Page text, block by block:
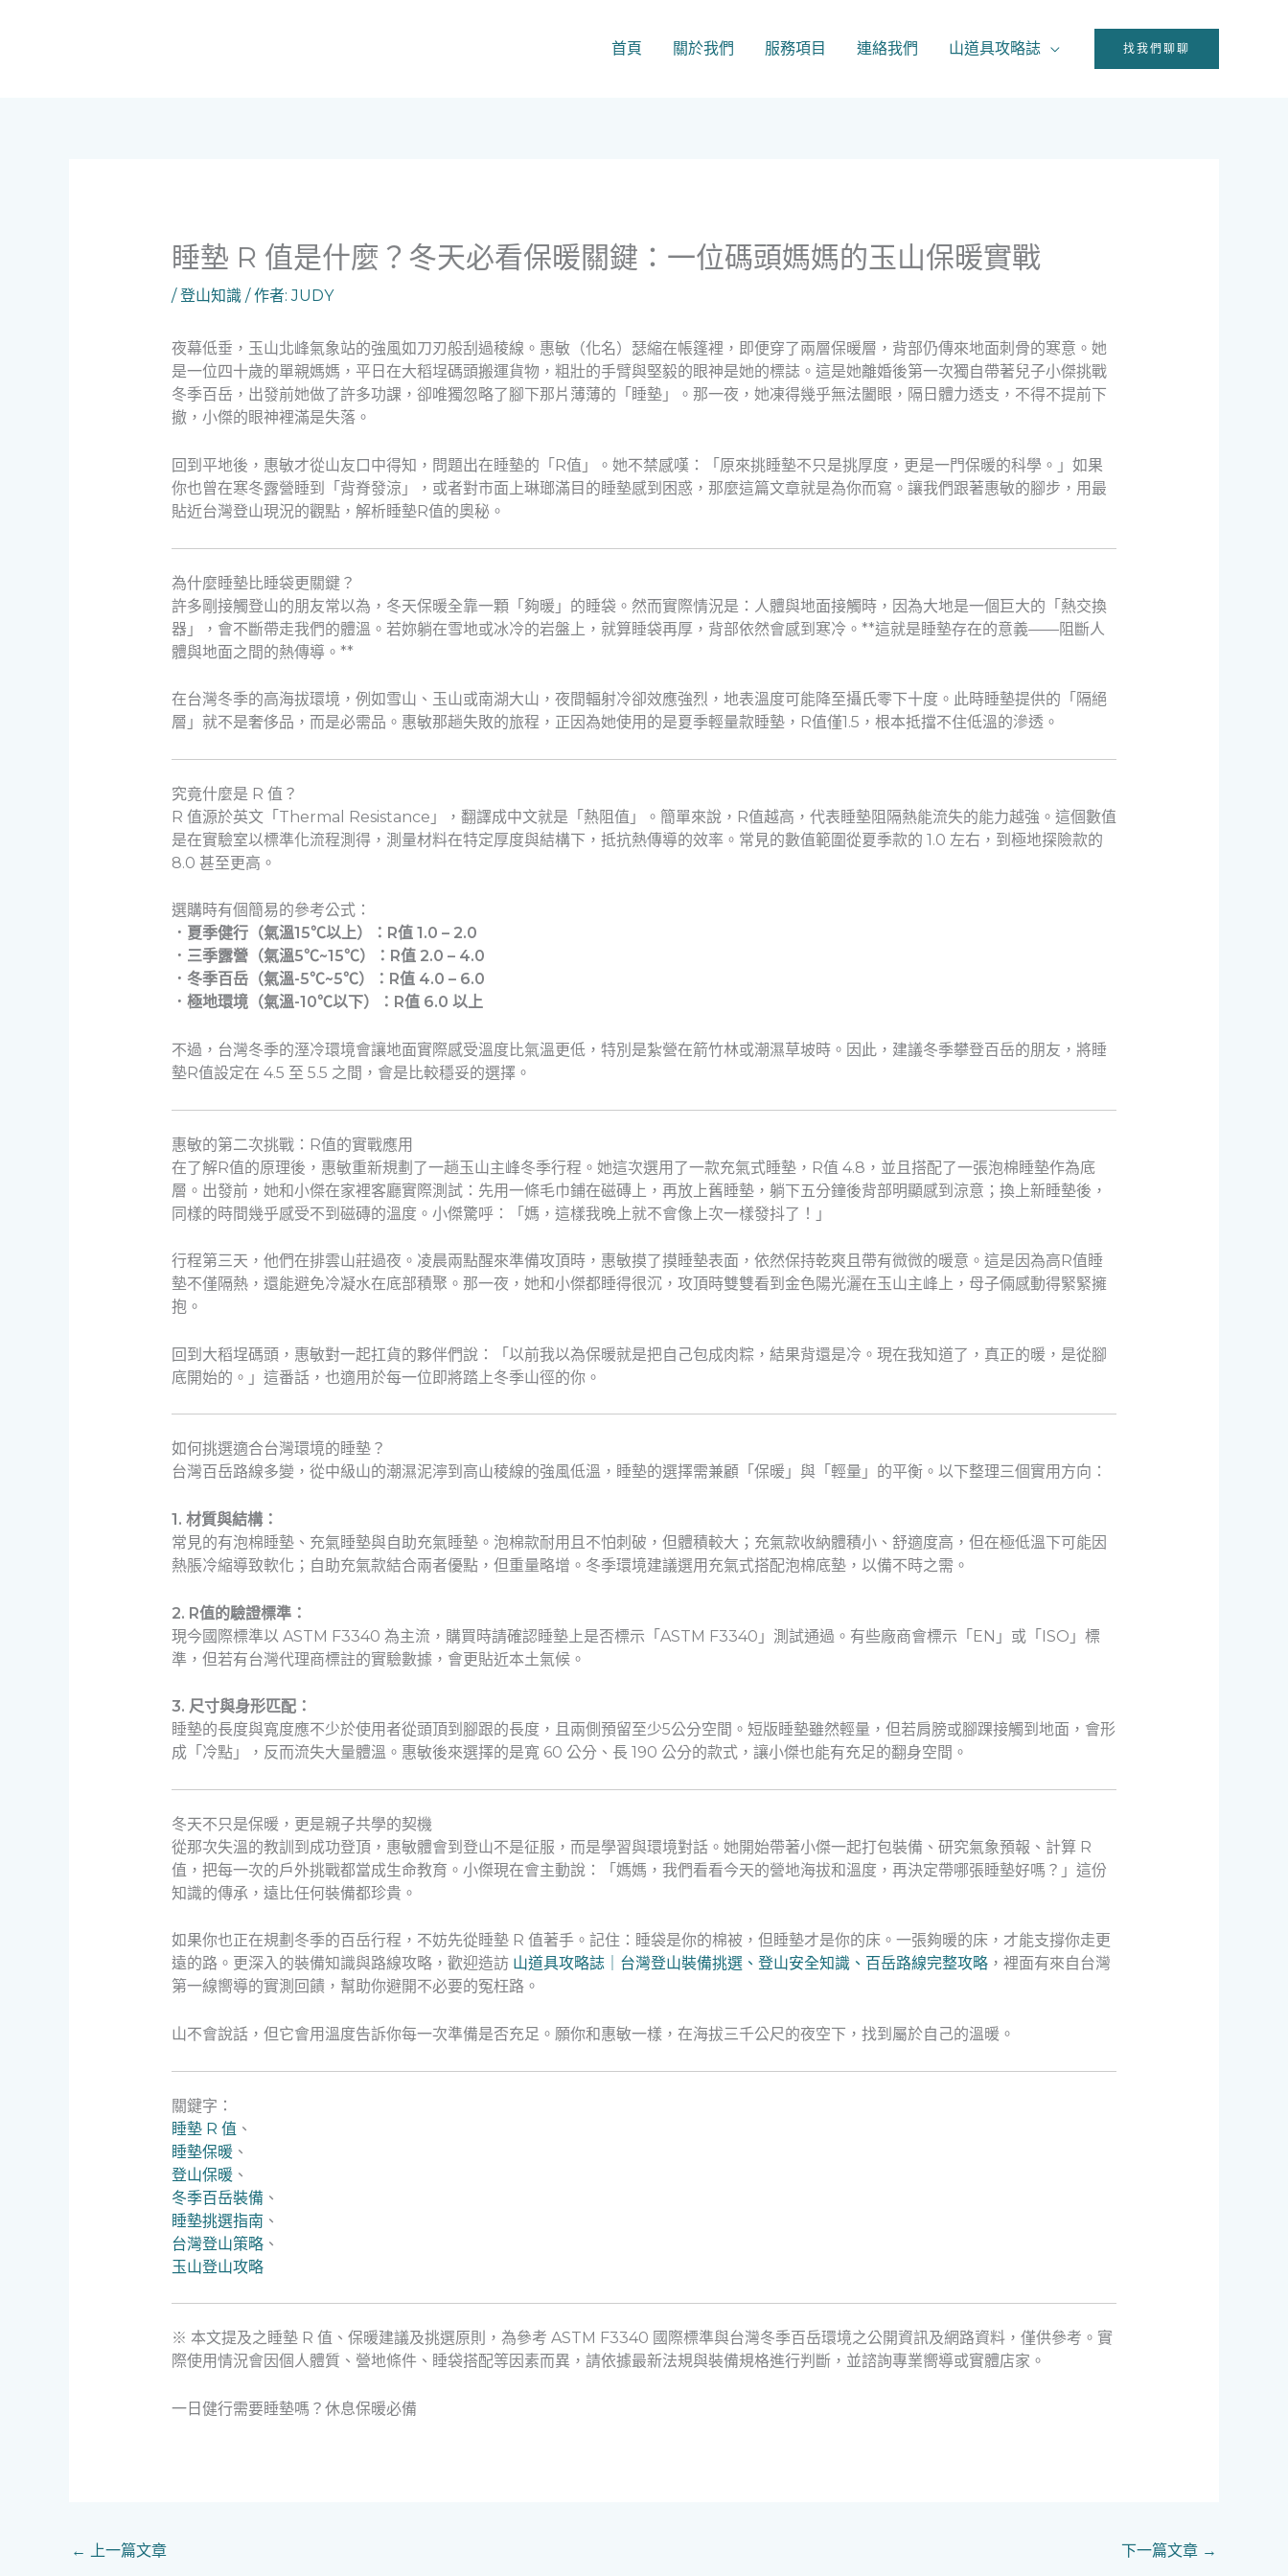
首頁 關於我們 服務項目 連絡我們 山道具攻略誌 找我們聊聊
睡墊 R 值是什麼？冬天必看保暖關鍵：一位碼頭媽媽的玉山保暖實戰
/登山知識/ 作者:JUDY
夜幕低垂，玉山北峰氣象站的強風如刀刃般刮過稜線。惠敏（化名）瑟縮在帳篷裡，即便穿了兩層保暖層，背部仍傳來地面刺骨的寒意。她
是一位四十歲的單親媽媽，平日在大稻埕碼頭搬運貨物，粗壯的手臂與堅毅的眼神是她的標誌。這是她離婚後第一次獨自帶著兒子小傑挑戰
冬季百岳，出發前她做了許多功課，卻唯獨忽略了腳下那片薄薄的「睡墊」。那一夜，她凍得幾乎無法闔眼，隔日體力透支，不得不提前下
撤，小傑的眼神裡滿是失落。
回到平地後，惠敏才從山友口中得知，問題出在睡墊的「R值」。她不禁感嘆：「原來挑睡墊不只是挑厚度，更是一門保暖的科學。」如果
你也曾在寒冬露營睡到「背脊發涼」，或者對市面上琳瑯滿目的睡墊感到困惑，那麼這篇文章就是為你而寫。讓我們跟著惠敏的腳步，用最
貼近台灣登山現況的觀點，解析睡墊R值的奧秘。
為什麼睡墊比睡袋更關鍵？
許多剛接觸登山的朋友常以為，冬天保暖全靠一顆「夠暖」的睡袋。然而實際情況是：人體與地面接觸時，因為大地是一個巨大的「熱交換
器」，會不斷帶走我們的體溫。若妳躺在雪地或冰冷的岩盤上，就算睡袋再厚，背部依然會感到寒冷。**這就是睡墊存在的意義——阻斷人
體與地面之間的熱傳導。**
在台灣冬季的高海拔環境，例如雪山、玉山或南湖大山，夜間輻射冷卻效應強烈，地表溫度可能降至攝氏零下十度。此時睡墊提供的「隔絕
層」就不是奢侈品，而是必需品。惠敏那趟失敗的旅程，正因為她使用的是夏季輕量款睡墊，R值僅1.5，根本抵擋不住低溫的滲透。
究竟什麼是 R 值？
R 值源於英文「Thermal Resistance」，翻譯成中文就是「熱阻值」。簡單來說，R值越高，代表睡墊阻隔熱能流失的能力越強。這個數值
是在實驗室以標準化流程測得，測量材料在特定厚度與結構下，抵抗熱傳導的效率。常見的數值範圍從夏季款的 1.0 左右，到極地探險款的
8.0 甚至更高。
選購時有個簡易的參考公式：
．夏季健行（氣溫15℃以上）：R值 1.0 – 2.0
．三季露營（氣溫5℃~15℃）：R值 2.0 – 4.0
．冬季百岳（氣溫-5℃~5℃）：R值 4.0 – 6.0
．極地環境（氣溫-10℃以下）：R值 6.0 以上
不過，台灣冬季的溼冷環境會讓地面實際感受溫度比氣溫更低，特別是紮營在箭竹林或潮濕草坡時。因此，建議冬季攀登百岳的朋友，將睡
墊R值設定在 4.5 至 5.5 之間，會是比較穩妥的選擇。
惠敏的第二次挑戰：R值的實戰應用
在了解R值的原理後，惠敏重新規劃了一趟玉山主峰冬季行程。她這次選用了一款充氣式睡墊，R值 4.8，並且搭配了一張泡棉睡墊作為底
層。出發前，她和小傑在家裡客廳實際測試：先用一條毛巾鋪在磁磚上，再放上舊睡墊，躺下五分鐘後背部明顯感到涼意；換上新睡墊後，
同樣的時間幾乎感受不到磁磚的溫度。小傑驚呼：「媽，這樣我晚上就不會像上次一樣發抖了！」
行程第三天，他們在排雲山莊過夜。凌晨兩點醒來準備攻頂時，惠敏摸了摸睡墊表面，依然保持乾爽且帶有微微的暖意。這是因為高R值睡
墊不僅隔熱，還能避免冷凝水在底部積聚。那一夜，她和小傑都睡得很沉，攻頂時雙雙看到金色陽光灑在玉山主峰上，母子倆感動得緊緊擁
抱。
回到大稻埕碼頭，惠敏對一起扛貨的夥伴們說：「以前我以為保暖就是把自己包成肉粽，結果背還是冷。現在我知道了，真正的暖，是從腳
底開始的。」這番話，也適用於每一位即將踏上冬季山徑的你。
如何挑選適合台灣環境的睡墊？
台灣百岳路線多變，從中級山的潮濕泥濘到高山稜線的強風低溫，睡墊的選擇需兼顧「保暖」與「輕量」的平衡。以下整理三個實用方向：
1. 材質與結構：
常見的有泡棉睡墊、充氣睡墊與自助充氣睡墊。泡棉款耐用且不怕刺破，但體積較大；充氣款收納體積小、舒適度高，但在極低溫下可能因
熱脹冷縮導致軟化；自助充氣款結合兩者優點，但重量略增。冬季環境建議選用充氣式搭配泡棉底墊，以備不時之需。
2. R值的驗證標準：
現今國際標準以 ASTM F3340 為主流，購買時請確認睡墊上是否標示「ASTM F3340」測試通過。有些廠商會標示「EN」或「ISO」標
準，但若有台灣代理商標註的實驗數據，會更貼近本土氣候。
3. 尺寸與身形匹配：
睡墊的長度與寬度應不少於使用者從頭頂到腳跟的長度，且兩側預留至少5公分空間。短版睡墊雖然輕量，但若肩膀或腳踝接觸到地面，會形
成「冷點」，反而流失大量體溫。惠敏後來選擇的是寬 60 公分、長 190 公分的款式，讓小傑也能有充足的翻身空間。
冬天不只是保暖，更是親子共學的契機
從那次失溫的教訓到成功登頂，惠敏體會到登山不是征服，而是學習與環境對話。她開始帶著小傑一起打包裝備、研究氣象預報、計算 R
值，把每一次的戶外挑戰都當成生命教育。小傑現在會主動說：「媽媽，我們看看今天的營地海拔和溫度，再決定帶哪張睡墊好嗎？」這份
知識的傳承，遠比任何裝備都珍貴。
如果你也正在規劃冬季的百岳行程，不妨先從睡墊 R 值著手。記住：睡袋是你的棉被，但睡墊才是你的床。一張夠暖的床，才能支撐你走更
遠的路。更深入的裝備知識與路線攻略，歡迎造訪 山道具攻略誌｜台灣登山裝備挑選、登山安全知識、百岳路線完整攻略，裡面有來自台灣
第一線嚮導的實測回饋，幫助你避開不必要的冤枉路。
山不會說話，但它會用溫度告訴你每一次準備是否充足。願你和惠敏一樣，在海拔三千公尺的夜空下，找到屬於自己的溫暖。
關鍵字：
睡墊 R 值 、
睡墊保暖、
登山保暖、
冬季百岳裝備、
睡墊挑選指南 、
台灣登山策略、
玉山登山攻略
※ 本文提及之睡墊 R 值、保暖建議及挑選原則，為參考 ASTM F3340 國際標準與台灣冬季百岳環境之公開資訊及網路資料，僅供參考。實
際使用情況會因個人體質、營地條件、睡袋搭配等因素而異，請依據最新法規與裝備規格進行判斷，並諮詢專業嚮導或實體店家。
一日健行需要睡墊嗎？休息保暖必備
← 上一篇文章 下一篇文章 →